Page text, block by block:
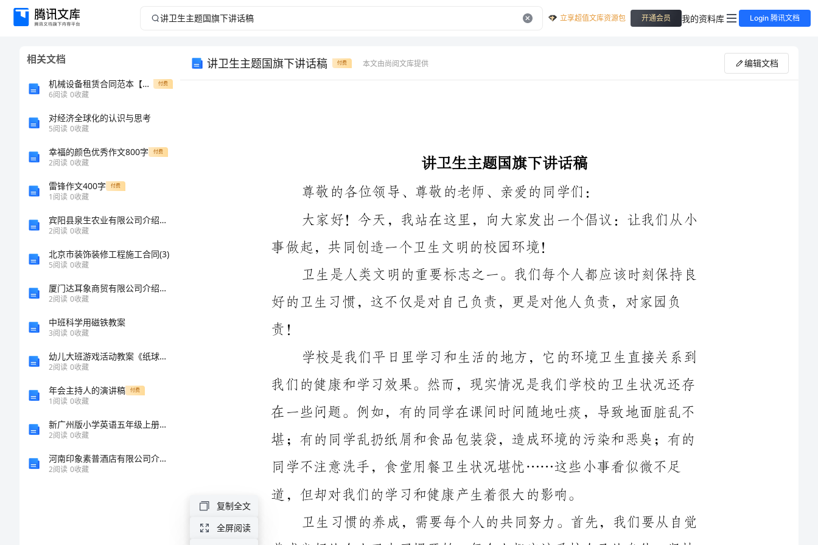
讲
立享超值文库资源包 开通会员 我的资料库 Login 腾讯文档
相关文档
机械设备租赁合同范本【模板】 付费
6阅读 0收藏
对经济全球化的认识与思考
5阅读 0收藏
幸福的颜色优秀作文800字 付费
2阅读 0收藏
雷锋作文400字 付费
1阅读 0收藏
宾阳县泉生农业有限公司介绍企业发展分析报告
2阅读 0收藏
北京市装饰装修工程施工合同(3)
5阅读 0收藏
厦门达耳象商贸有限公司介绍企业发展分析报告
2阅读 0收藏
中班科学用磁铁教案
3阅读 0收藏
幼儿大班游戏活动教案《纸球大战》
2阅读 0收藏
年会主持人的演讲稿 付费
1阅读 0收藏
新广州版小学英语五年级上册教案
2阅读 0收藏
河南印象素普酒店有限公司介绍企业发展分析报告
2阅读 0收藏
讲卫生主题国旗下讲话稿 付费 本文由尚阅文库提供 编辑文档
惯，避免吃零食和垃圾食品。同时，我们还应该学会正确使用公共设
都会使我们的身体更加健康，从而有更好的精力去学习。
尊敬的各位领导、尊敬的老师、亲爱的同学们：
事做起，共同创造一个卫生文明的校园环境！
卫生是人类文明的重要标志之一。我们每个人都应该时刻保持良
好的卫生习惯，这不仅是对自己负责，更是对他人负责，对家园负
我们的健康和学习效果。然而，现实情况是我们学校的卫生状况还存
堪；有的同学乱扔纸屑和食品包装袋，造成环境的污染和恶臭；有的
同学不注意洗手，食堂用餐卫生状况堪忧……这些小事看似微不足
卫生习惯的养成，需要每个人的共同努力。首先，我们要从自觉
养成良好的个人卫生习惯开始。每个人都应该爱护自己的身体，坚持
每天洗澡、刷牙、剪指甲等基本卫生习惯，养成良好的营养饮食习
复制全文
全屏阅读